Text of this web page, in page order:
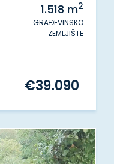
1.518 m2
GRAĐEVINSKO
ZEMLJIŠTE
€39.090